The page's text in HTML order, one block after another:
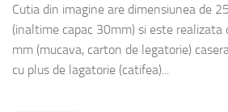
Cutia din imagine are dimensiunea de
(inaltime capac 30mm) si este realizata
mm (mucava, carton de legatorie)
cu plus de lagatorie (catifea)...